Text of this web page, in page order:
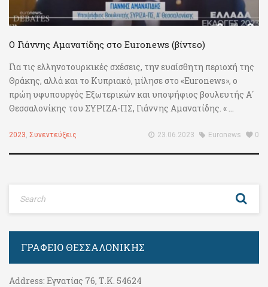
Ο Γιάννης Αμανατίδης στο Euronews (βίντεο)
Για τις ελληνοτουρκικές σχέσεις, την ευαίσθητη περιοχή της
Θράκης, αλλά και το Κυπριακό, μίλησε στο «Euronews», ο
πρώη υφυπουργός Εξωτερικών και υποψήφιος βουλευτής Α΄
Θεσσαλονίκης του ΣΥΡΙΖΑ-ΠΣ, Γιάννης Αμανατίδης. « ...
2023, Συνεντεύξεις 23.06.2023 Euronews 0
ΓΡΑΦΕΊΟ ΘΕΣΣΑΛΟΝΊΚΗΣ
Address: Εγνατίας 76, Τ.Κ. 54624